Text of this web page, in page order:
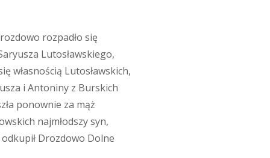
rozpadło się
Lutosławskiego,
własnością Lutosławskich,
i Antoniny z Burskich
ponownie za mąż
najmłodszy syn,
Drozdowo Dolne